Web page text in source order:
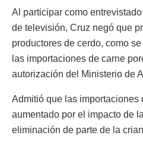
Al participar como
de televisión, Cruz negó que
productores de cerdo, como
las importaciones de carne
autorización del Ministerio de
Admitió que las importaciones
aumentado por el impacto de
eliminación de parte de la